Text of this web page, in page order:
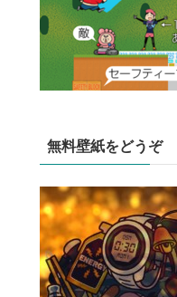
無料壁紙をどうぞ